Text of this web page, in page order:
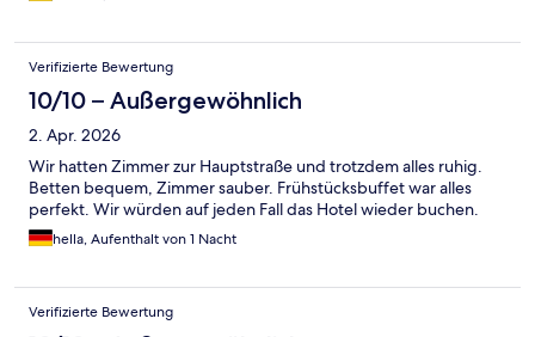
Wochenende.
Verifizierte Bewertung
10/10 – Außergewöhnlich
2. Apr. 2026
Wir hatten Zimmer zur Hauptstraße und trotzdem alles ruhig.
Betten bequem, Zimmer sauber. Frühstücksbuffet war alles
perfekt. Wir würden auf jeden Fall das Hotel wieder buchen.
hella, Aufenthalt von 1 Nacht
Verifizierte Bewertung